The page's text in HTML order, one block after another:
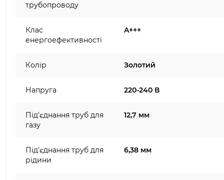
трубопроводу
Клас
енергоефективності
A+++
Колір Золотий
Напруга 220-240 В
Під'єднання труб для
газу
12,7 мм
Під'єднання труб для
рідини
6,38 мм